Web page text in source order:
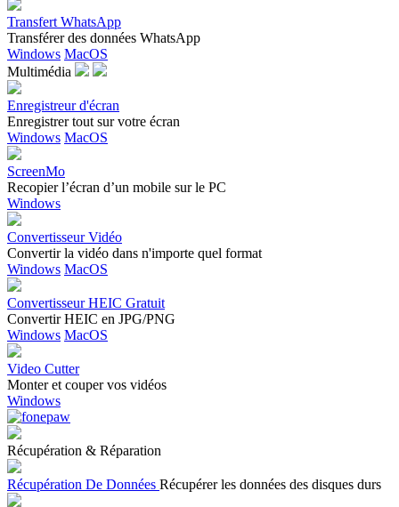
Transfert WhatsApp
Transférer des données WhatsApp
Windows MacOS
Multimédia
Enregistreur d'écran
Enregistrer tout sur votre écran
Windows MacOS
ScreenMo
Recopier l’écran d’un mobile sur le PC
Windows
Convertisseur Vidéo
Convertir la vidéo dans n'importe quel format
Windows MacOS
Convertisseur HEIC Gratuit
Convertir HEIC en JPG/PNG
Windows MacOS
Video Cutter
Monter et couper vos vidéos
Windows
Récupération & Réparation
Récupération De Données Récupérer les données des disques durs